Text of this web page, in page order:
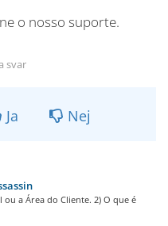
o nosso suporte.
svar
Ja Nej
ou a Área do Cliente. 2) O que é